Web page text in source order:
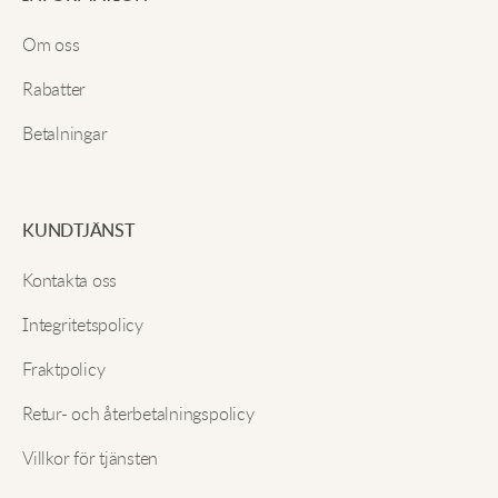
och jag har redan använt dem massor.
Kan inte få nog av dessa joggers! De justerbara
muddarna är en räddning och de ser mycket bättre
Om oss
Rabatter
Betalningar
KUNDTJÄNST
Kontakta oss
Integritetspolicy
Fraktpolicy
Retur- och återbetalningspolicy
Villkor för tjänsten